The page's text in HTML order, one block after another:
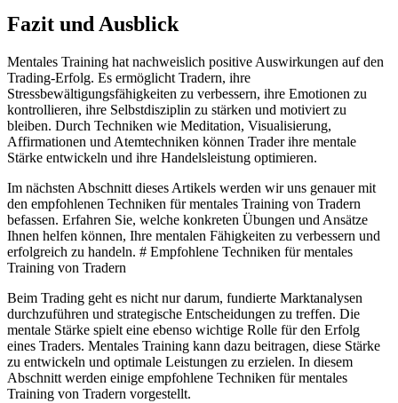
Fazit und Ausblick
Mentales Training hat nachweislich positive Auswirkungen auf den
Trading-Erfolg. Es ermöglicht Tradern, ihre
Stressbewältigungsfähigkeiten zu verbessern, ihre Emotionen zu
kontrollieren, ihre Selbstdisziplin zu stärken und motiviert zu
bleiben. Durch Techniken wie Meditation, Visualisierung,
Affirmationen und Atemtechniken können Trader ihre mentale
Stärke entwickeln und ihre Handelsleistung optimieren.
Im nächsten Abschnitt dieses Artikels werden wir uns genauer mit
den empfohlenen Techniken für mentales Training von Tradern
befassen. Erfahren Sie, welche konkreten Übungen und Ansätze
Ihnen helfen können, Ihre mentalen Fähigkeiten zu verbessern und
erfolgreich zu handeln. # Empfohlene Techniken für mentales
Training von Tradern
Beim Trading geht es nicht nur darum, fundierte Marktanalysen
durchzuführen und strategische Entscheidungen zu treffen. Die
mentale Stärke spielt eine ebenso wichtige Rolle für den Erfolg
eines Traders. Mentales Training kann dazu beitragen, diese Stärke
zu entwickeln und optimale Leistungen zu erzielen. In diesem
Abschnitt werden einige empfohlene Techniken für mentales
Training von Tradern vorgestellt.